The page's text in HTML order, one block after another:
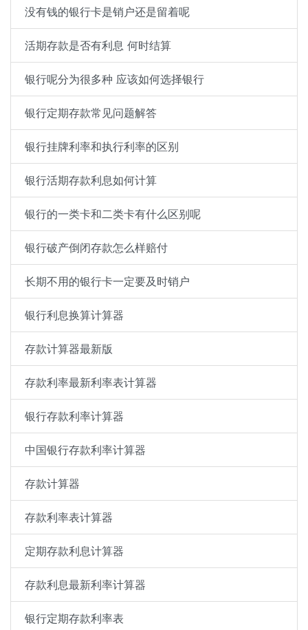
没有钱的银行卡是销户还是留着呢
活期存款是否有利息 何时结算
银行呢分为很多种 应该如何选择银行
银行定期存款常见问题解答
银行挂牌利率和执行利率的区别
银行活期存款利息如何计算
银行的一类卡和二类卡有什么区别呢
银行破产倒闭存款怎么样赔付
长期不用的银行卡一定要及时销户
银行利息换算计算器
存款计算器最新版
存款利率最新利率表计算器
银行存款利率计算器
中国银行存款利率计算器
存款计算器
存款利率表计算器
定期存款利息计算器
存款利息最新利率计算器
银行定期存款利率表